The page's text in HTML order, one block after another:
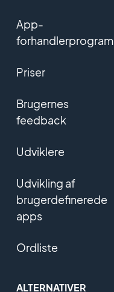
App-
forhandlerprogram
Priser
Brugernes
feedback
Udviklere
Udvikling af
brugerdefinerede
apps
Ordliste
ALTERNATIVER